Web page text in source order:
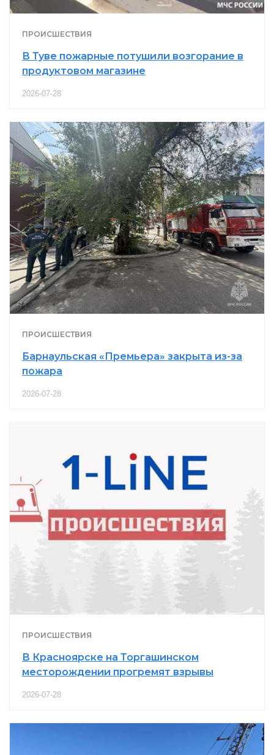
ПРОИСШЕСТВИЯ
В Туве пожарные потушили возгорание в
продуктовом магазине
2026-07-28
ПРОИСШЕСТВИЯ
Барнаульская «Премьера» закрыта из-за
пожара
2026-07-28
ПРОИСШЕСТВИЯ
В Красноярске на Торгашинском
месторождении прогремят взрывы
2026-07-28